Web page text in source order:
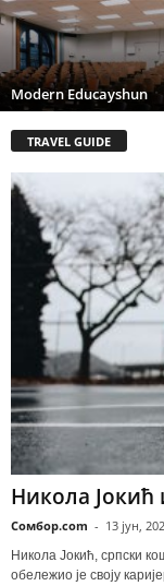
Modern Educayshun
TRAVEL GUIDE
Никола
Сомбор.com - 13 јун,
Никола Јокић, српски
обележио је своју